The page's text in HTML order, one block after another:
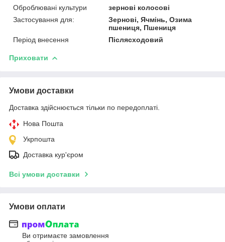
Оброблювані культури
зернові колосові
Застосування для:
Зернові, Ячмінь, Озима
пшениця, Пшениця
Період внесення
Післясходовий
Приховати
Умови доставки
Доставка здійснюється тільки по передоплаті.
Нова Пошта
Укрпошта
Доставка кур'єром
Всі умови доставки
Умови оплати
Ви отримаєте замовлення